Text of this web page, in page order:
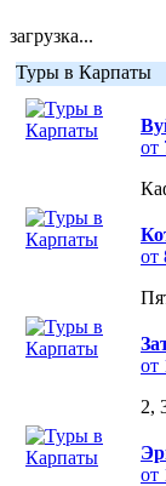
загрузка...
Туры в Карпаты
от
от
от
2,
от